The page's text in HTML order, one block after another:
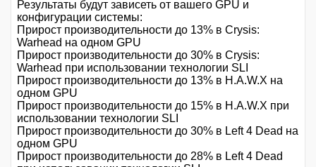
Результаты будут зависеть от вашего GPU и
конфигурации системы:
Прирост производительности до 13% в Crysis:
Warhead на одном GPU
Прирост производительности до 30% в Crysis:
Warhead при использовании технологии SLI
Прирост производительности до 13% в H.A.W.X на
одном GPU
Прирост производительности до 15% в H.A.W.X при
использовании технологии SLI
Прирост производительности до 30% в Left 4 Dead на
одном GPU
Прирост производительности до 28% в Left 4 Dead